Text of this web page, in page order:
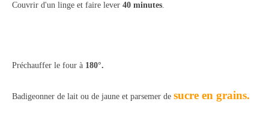
Couvrir d'un linge et faire lever 40 minutes.
Préchauffer le four à 180°.
Badigeonner de lait ou de jaune et parsemer de sucre en grains.